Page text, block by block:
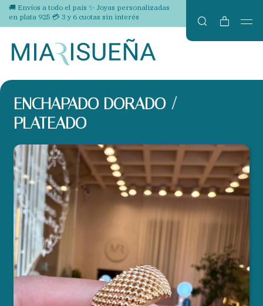
🚚 Envíos a todo el país ✨ Joyas personalizadas
en plata 925 💳 3 y 6 cuotas sin interés
ENCHAPADO DORADO /
PLATEADO